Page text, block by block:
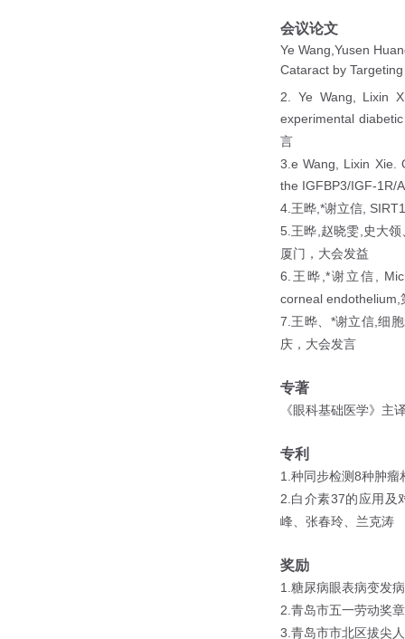
会议论文
Ye Wang,Yusen
Cataract by
2. Ye Wang, Lixin
experimental
言
3.e Wang, Lixin Xie.
the IGFBP3/IGF-1R/
4. 王晔 ,*谢立信 ,
5. 王晔 赵晓雯 史大
厦门，大会发益
6. 王晔 ,*谢立信
,
corneal endothelium,
7. 王晔、 *谢立信 细
庆，大会发言
专著
《眼科基础医学》主
专利
1. 种同步检测 8种肿瘤
2. 白介素37的应用及
峰、张春玲、兰克涛
奖励
1. 糖尿病眼表病变发
2. 青岛市五一劳动奖
3. 青岛市市北区拔尖